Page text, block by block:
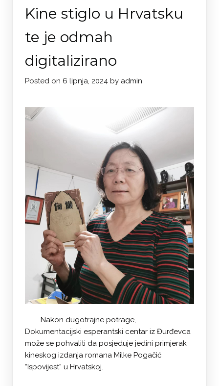
Kine stiglo u Hrvatsku
te je odmah
digitalizirano
Posted on 6 lipnja, 2024 by admin
Nakon dugotrajne potrage,
Dokumentacijski esperantski centar iz Đurđevca
može se pohvaliti da posjeduje jedini primjerak
kineskog izdanja romana Milke Pogačić
“Ispovijest” u Hrvatskoj.